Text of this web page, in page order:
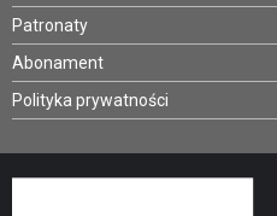
Patronaty
Abonament
Polityka prywatności